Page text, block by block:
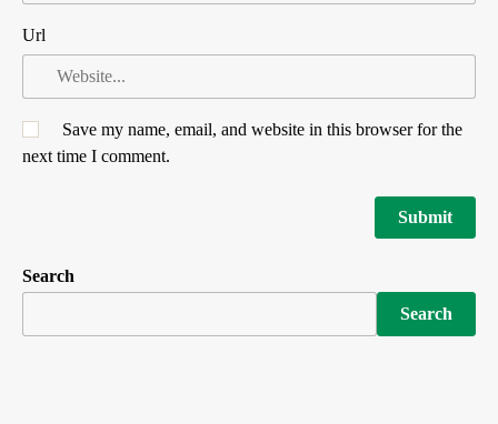
Url
Save my name, email, and website in this browser for the
next time I comment.
Search
Search